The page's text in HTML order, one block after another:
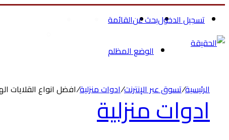
القائمةبحث عنتسجيل الدخول
الوضع المظلم
الرئيسية/تسوق عبر الإنترنت/ادوات منزلية/افضل انواع القلايات ادوات منزلية